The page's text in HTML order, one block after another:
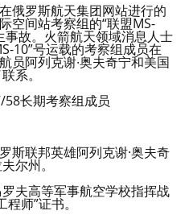
俄罗斯航天集团网站进行的
空间站考察组的“联盟MS-
事故。火箭航天领域消息人士
10”号运载的考察组成员在
员阿列克谢∙奥夫奇宁和美国
系。
长期考察组成员
斯联邦英雄阿列克谢·奥夫奇
尔州。
夫高等军事航空学校指挥战
师”证书。